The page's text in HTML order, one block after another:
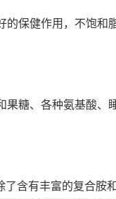
的保健作用，不饱和
果糖、各种氨基酸、
了含有丰富的复合